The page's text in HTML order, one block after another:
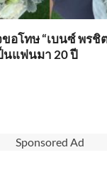
อโทษ “เบนซ์ พรชิ
นแฟนมา 20 ปี
Sponsored Ad